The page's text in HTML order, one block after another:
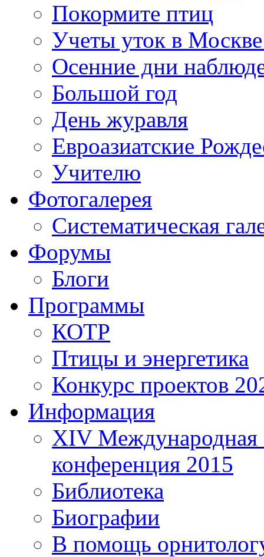
Покормите птиц
Учеты уток в
Осенние дни
Большой год
День журавля
Евроазиатские
Учителю
Фотогалерея
Систематическая
Форумы
Блоги
Программы
КОТР
Птицы и энергетика
Конкурс проектов
Информация
XIV Международная
конференция 2015
Библиотека
Биографии
В помощь